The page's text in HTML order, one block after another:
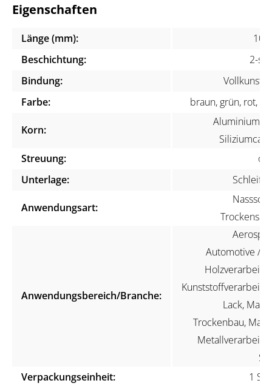
Eigenschaften
Länge (mm):
Beschichtung:
2-
Bindung:
Farbe:
braun, grün, rot,
Korn:
Streuung:
Unterlage:
Anwendungsart:
Anwendungsbereich/Branche:
Automotive /
Lack,
Trockenbau,
Verpackungseinheit:
1